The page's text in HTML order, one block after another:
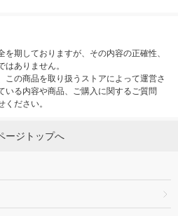
期しておりますが、その内容の正確性、
ありません。
この商品を取り扱うストアによって運営さ
いる内容や商品、ご購入に関するご質問
ださい。
ージトップへ